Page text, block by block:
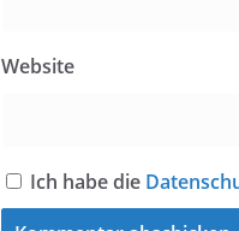
Website
Ich habe die